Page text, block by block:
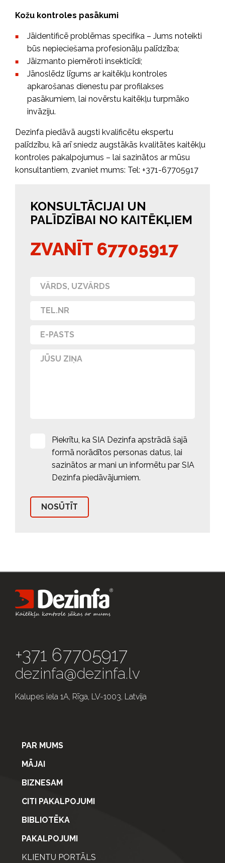
Kožu kontroles pasākumi
Jāidentificē problēmas specifika – Jums noteikti
būs nepieciešama profesionāļu palīdzība;
Jāizmanto piemēroti insekticīdi;
Jānoslēdz līgums ar kaitēkļu kontroles
apkarošanas dienestu par profilakses
pasākumiem, lai novērstu kaitēkļu turpmāko
invāziju.
Dezinfa piedāvā augsti kvalificētu ekspertu
palīdzību, kā arī sniedz augstākās kvalitātes kaitēkļu
kontroles pakalpojumus – lai sazinātos ar mūsu
konsultantiem, zvaniet mums: Tel: +371-67705917
KONSULTĀCIJAI UN
PALĪDZĪBAI NO KAITĒKĻIEM
ZVANĪT 67705917
Piekrītu, ka SIA Dezinfa apstrādā šajā
formā norādītos personas datus, lai
sazinātos ar mani un informētu par SIA
Dezinfa piedāvājumiem.
+371 67705917
dezinfa@dezinfa.lv
Kalupes iela 1A, Rīga, LV-1003, Latvija
PAR MUMS
MĀJAI
BIZNESAM
CITI PAKALPOJUMI
BIBLIOTĒKA
PAKALPOJUMI
KLIENTU PORTĀLS